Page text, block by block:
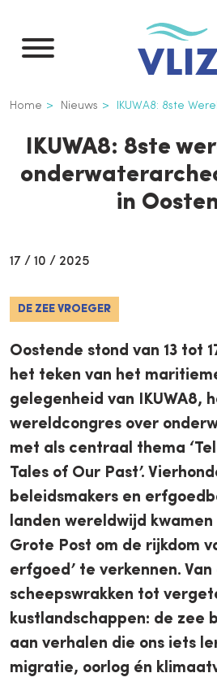
naar
inhoud
gaan
Kruimelpad
Home Nieuws IKUWA8: 8ste Wereldcongres
IKUWA8: 8ste
in
17 / 10 / 2025
DE ZEE VROEGER
Oostende stond van 13 tot
het teken van het
gelegenheid van IKUWA8,
wereldcongres over
met als centraal thema
Tales of Our Past’.
beleidsmakers en
landen wereldwijd kwamen
Grote Post om de rijkdom
erfgoed’ te verkennen.
scheepswrakken tot
kustlandschappen: de zee
aan verhalen die ons iets
migratie, oorlog én